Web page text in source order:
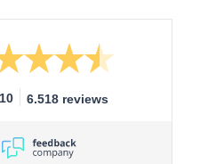
10 6.518 reviews